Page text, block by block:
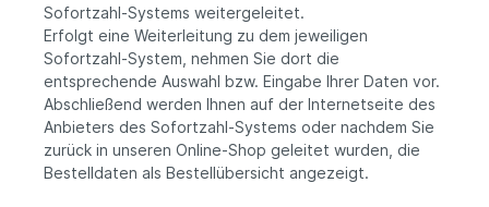
Sofortzahl-Systems weitergeleitet.
Erfolgt eine Weiterleitung zu dem jeweiligen
Sofortzahl-System, nehmen Sie dort die
entsprechende Auswahl bzw. Eingabe Ihrer Daten vor.
Abschließend werden Ihnen auf der Internetseite des
Anbieters des Sofortzahl-Systems oder nachdem Sie
zurück in unseren Online-Shop geleitet wurden, die
Bestelldaten als Bestellübersicht angezeigt.